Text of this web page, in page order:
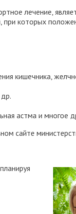
лечение,
при которых
кишечника,
астма и многое
сайте